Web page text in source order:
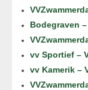
Bodegraven
vv Sportief –
vv Kamerik –